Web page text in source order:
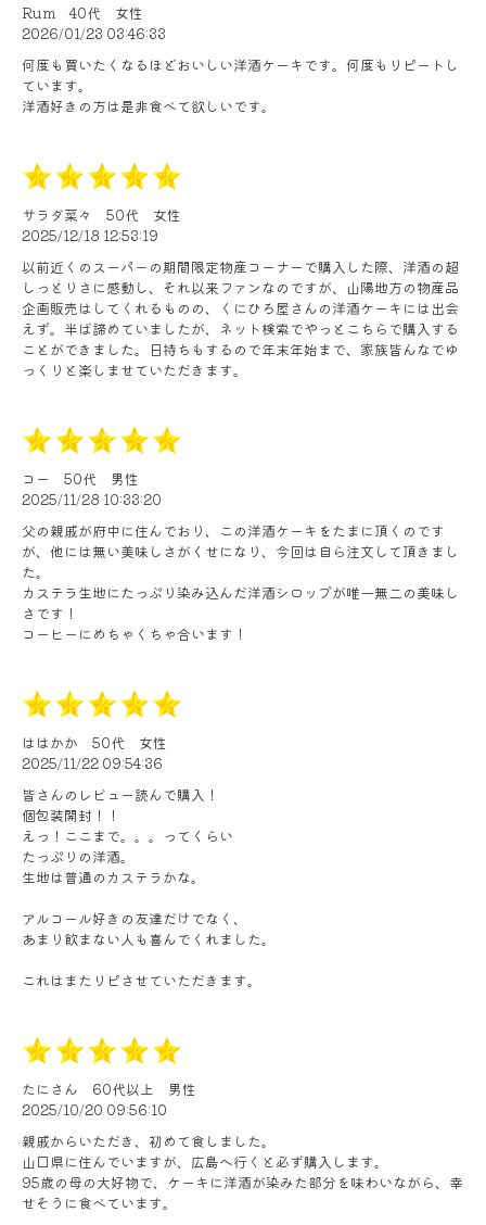
Rum 40代
女性
2026/01/23 03:46:33
何度も買いたくなるほどおいしい洋酒ケーキです。何度もリピートし
ています。
洋酒好きの方は是非食べて欲しいです。
サラダ菜々 50代
女性
2025/12/18 12:53:19
以前近くのスーパーの期間限定物産コーナーで購入した際、洋酒の超
しっとりさに感動し、それ以来ファンなのですが、山陽地方の物産品
企画販売はしてくれるものの、くにひろ屋さんの洋酒ケーキには出会
えず。半ば諦めていましたが、ネット検索でやっとこちらで購入する
ことができました。日持ちもするので年末年始まで、家族皆んなでゆ
っくりと楽しませていただきます。
コー 50代
男性
2025/11/28 10:33:20
父の親戚が府中に住んでおり、この洋酒ケーキをたまに頂くのです
が、他には無い美味しさがくせになり、今回は自ら注文して頂きまし
た。
カステラ生地にたっぷり染み込んだ洋酒シロップが唯一無二の美味し
さです！
コーヒーにめちゃくちゃ合います！
ははかか 50代
女性
2025/11/22 09:54:36
皆さんのレビュー読んで購入！
個包装開封！！
えっ！ここまで。。。ってくらい
たっぷりの洋酒。
生地は普通のカステラかな。
アルコール好きの友達だけでなく、
あまり飲まない人も喜んでくれました。
これはまたリピさせていただきます。
たにさん 60代以上
男性
2025/10/20 09:56:10
親戚からいただき、初めて食しました。
山口県に住んでいますが、広島へ行くと必ず購入します。
95歳の母の大好物で、ケーキに洋酒が染みた部分を味わいながら、幸
せそうに食べています。